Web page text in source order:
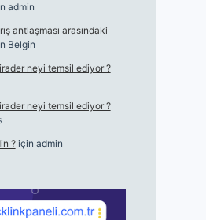
admin
antlaşması arasındaki
Belgin
neyi temsil ediyor ?
neyi temsil ediyor ?
?için admin